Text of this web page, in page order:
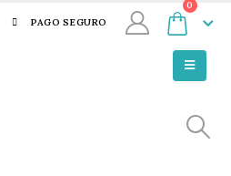
PAGO SEGURO
0